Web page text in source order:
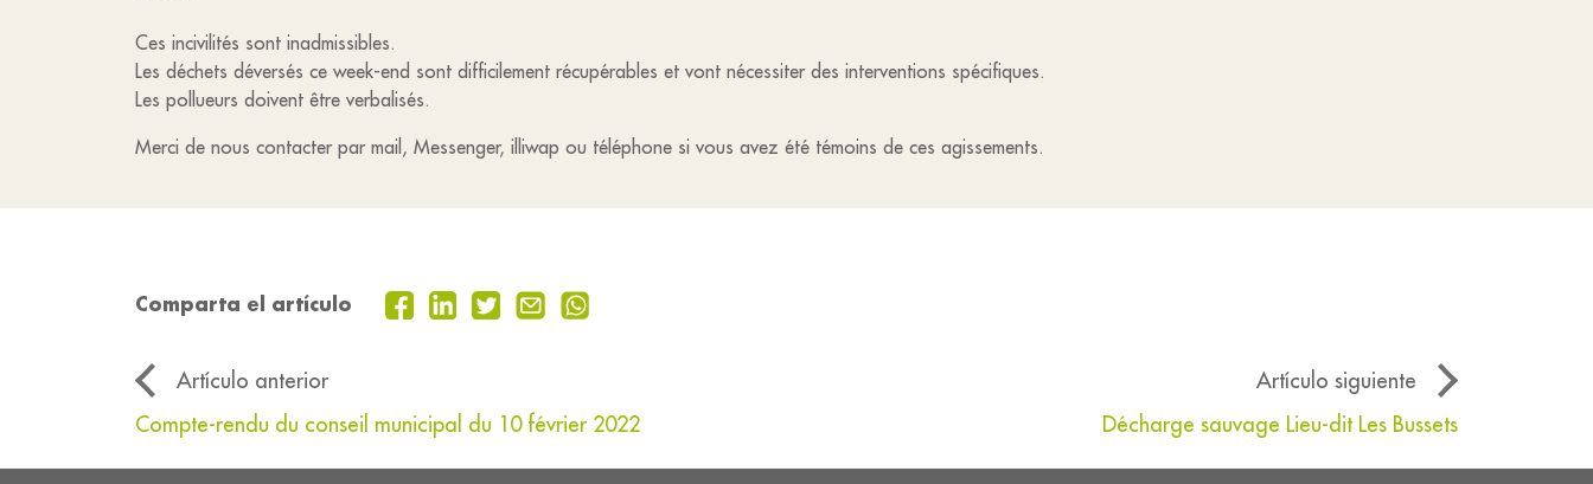
Ces incivilités sont inadmissibles.
Les déchets déversés ce week-end sont difficilement récupérables et vont nécessiter des interventions spécifiques.
Les pollueurs doivent être verbalisés.
Merci de nous contacter par mail, Messenger, illiwap ou téléphone si vous avez été témoins de ces agissements.
Comparta el artículo
Artículo anterior
Artículo siguiente
Compte-rendu du conseil municipal du 10 février 2022
Décharge sauvage Lieu-dit Les Bussets